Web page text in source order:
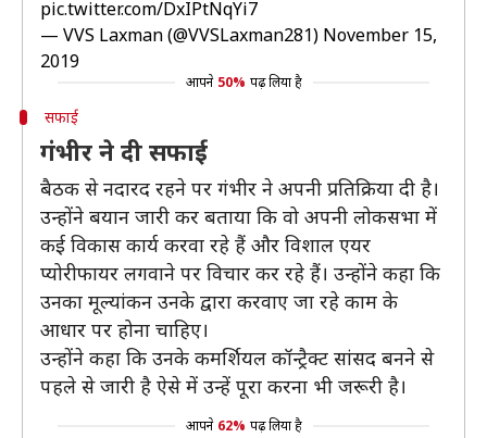
pic.twitter.com/DxIPtNqYi7
— VVS Laxman (@VVSLaxman281) November 15,
2019
आपने 50% पढ़ लिया है
सफाई
गंभीर ने दी सफाई
बैठक से नदारद रहने पर गंभीर ने अपनी प्रतिक्रिया दी है।
उन्होंने बयान जारी कर बताया कि वो अपनी लोकसभा में
कई विकास कार्य करवा रहे हैं और विशाल एयर
प्योरीफायर लगवाने पर विचार कर रहे हैं। उन्होंने कहा कि
उनका मूल्यांकन उनके द्वारा करवाए जा रहे काम के
आधार पर होना चाहिए।
उन्होंने कहा कि उनके कमर्शियल कॉन्ट्रैक्ट सांसद बनने से
पहले से जारी है ऐसे में उन्हें पूरा करना भी जरूरी है।
आपने 62% पढ़ लिया है